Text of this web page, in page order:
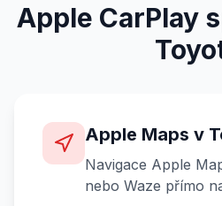
Apple CarPlay
Apple Maps v
Navigace Apple
nebo Waze přímo